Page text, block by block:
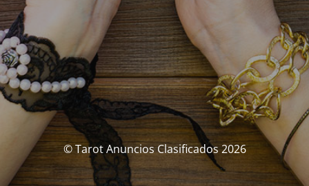
© Tarot Anuncios Clasificados 2026